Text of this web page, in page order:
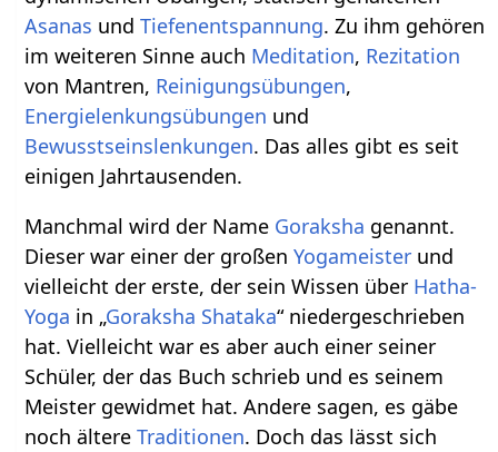
Asanas undTiefenentspannung. Zu ihm gehören
im weiteren Sinne auch Meditation, Rezitation
von Mantren, Reinigungsübungen,
Energielenkungsübungen und
Bewusstseinslenkungen. Das alles gibt es seit
einigen Jahrtausenden.
Manchmal wird der Name Goraksha genannt.
Dieser war einer der großenYogameister und
vielleicht der erste, der sein Wissen über Hatha-
Yoga in „Goraksha Shataka“ niedergeschrieben
hat. Vielleicht war es aber auch einer seiner
Schüler, der das Buch schrieb und es seinem
Meister gewidmet hat. Andere sagen, es gäbe
noch ältereTraditionen. Doch das lässt sich